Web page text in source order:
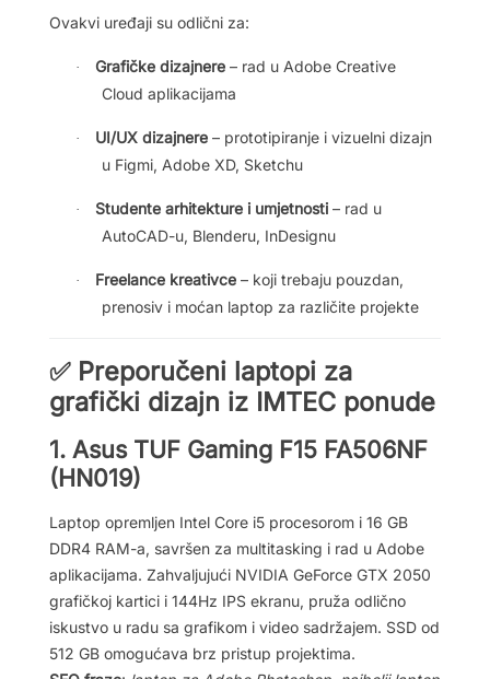
Ovakvi uređaji su odlični za:
· Grafičke dizajnere – rad u Adobe Creative
Cloud aplikacijama
· UI/UX dizajnere – prototipiranje i vizuelni dizajn
u Figmi, Adobe XD, Sketchu
· Studente arhitekture i umjetnosti – rad u
AutoCAD-u, Blenderu, InDesignu
· Freelance kreativce – koji trebaju pouzdan,
prenosiv i moćan laptop za različite projekte
✅Preporučeni laptopi za
grafički dizajn iz IMTEC ponude
1. Asus TUF Gaming F15 FA506NF
(HN019)
Laptop opremljen Intel Core i5 procesorom i 16 GB
DDR4 RAM-a, savršen za multitasking i rad u Adobe
aplikacijama. Zahvaljujući NVIDIA GeForce GTX 2050
grafičkoj kartici i 144Hz IPS ekranu, pruža odlično
iskustvo u radu sa grafikom i video sadržajem. SSD od
512 GB omogućava brz pristup projektima.